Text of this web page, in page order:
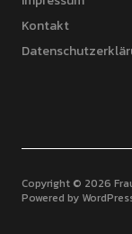
Kontakt
Copyright © 2026
Powered by